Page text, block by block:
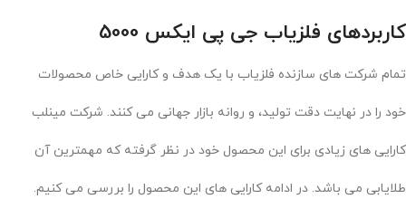
کاربردهای فلزیاب جی پی ایکس 5000
تمام شرکت های سازنده فلزیاب با یک هدف و کارایی خاص محصولات
خود را در نهایت دقت تولید، و روانه بازار جهانی می کنند. شرکت مینلب
کارایی های زیادی برای این محصول خود در نظر گرفته که مهمترین آن
طلایابی می باشد. در ادامه کارایی های این محصول را بررسی می کنیم.